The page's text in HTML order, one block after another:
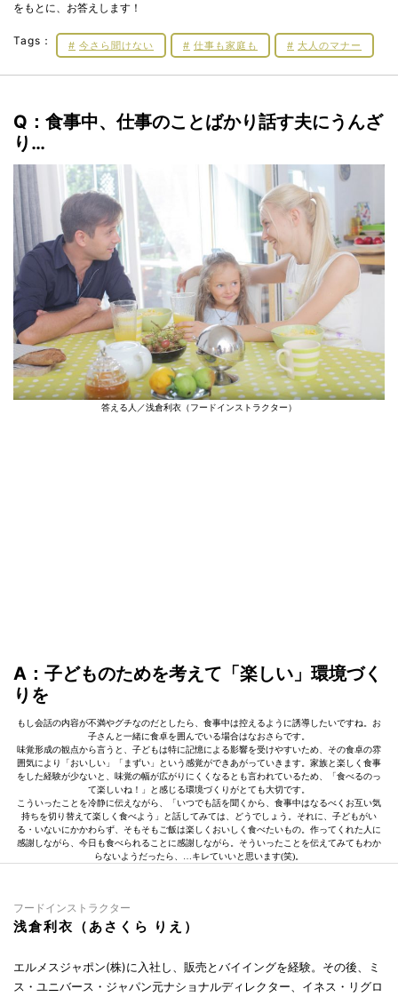
をもとに、お答えします！
Tags： 今さら聞けない 仕事も家庭も 大人のマナー
Q：食事中、仕事のことばかり話す夫にうんざ
り…
答える人／浅倉利衣（フードインストラクター）
A：子どものためを考えて「楽しい」環境づく
りを
もし会話の内容が不満やグチなのだとしたら、食事中は控えるように誘導したいですね。お
子さんと一緒に食卓を囲んでいる場合はなおさらです。
味覚形成の観点から言うと、子どもは特に記憶による影響を受けやすいため、その食卓の雰
囲気により「おいしい」「まずい」という感覚ができあがっていきます。家族と楽しく食事
をした経験が少ないと、味覚の幅が広がりにくくなるとも言われているため、「食べるのっ
て楽しいね！」と感じる環境づくりがとても大切です。
こういったことを冷静に伝えながら、「いつでも話を聞くから、食事中はなるべくお互い気
持ちを切り替えて楽しく食べよう」と話してみては、どうでしょう。それに、子どもがい
る・いないにかかわらず、そもそもご飯は楽しくおいしく食べたいもの。作ってくれた人に
感謝しながら、今日も食べられることに感謝しながら。そういったことを伝えてみてもわか
らないようだったら、…キレていいと思います(笑)。
フードインストラクター
浅倉利衣（あさくら りえ）
エルメスジャポン(株)に入社し、販売とバイイングを経験。その後、ミ
ス・ユニバース・ジャパン元ナショナルディレクター、イネス・リグロ